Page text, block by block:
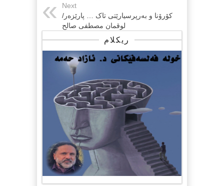
Next
کۆرۆنا و بەرپرسیارێتی تاک … پارێزەر/
لوقمان مصطفی صالح
ریکلام